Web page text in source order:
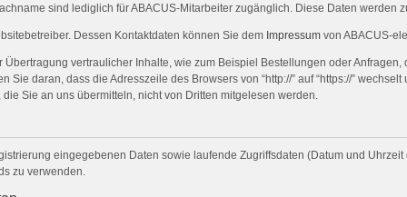
sind lediglich für ABACUS-Mitarbeiter zugänglich. Diese Daten werden
Dessen Kontaktdaten können Sie dem Impressum von ABACUS-
vertraulicher Inhalte, wie zum Beispiel Bestellungen oder
daran, dass die Adresszeile des Browsers von “http://” auf “https://”
Sie an uns übermitteln, nicht von Dritten mitgelesen werden.
eingegebenen Daten sowie laufende Zugriffsdaten (Datum und
zu verwenden.